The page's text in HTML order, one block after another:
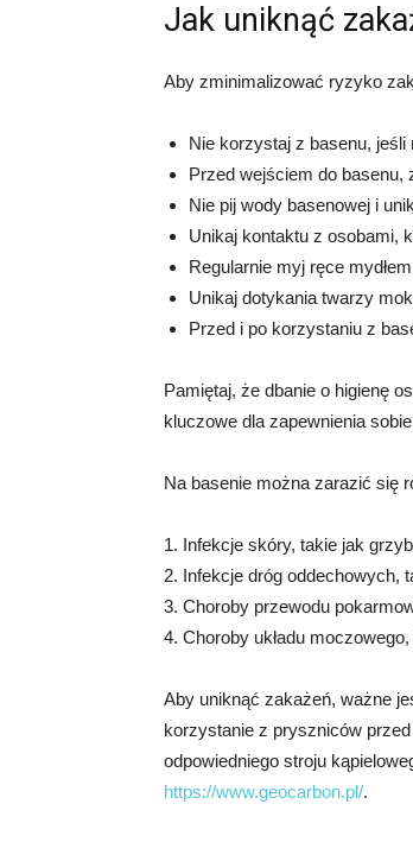
Jak uniknąć
Aby zminimalizować ryzyko
Nie korzystaj z basenu,
Przed wejściem do basenu,
Nie pij wody basenowej i
Unikaj kontaktu z osobami,
Regularnie myj ręce
Unikaj dotykania twarzy
Przed i po korzystaniu z
Pamiętaj, że dbanie o higienę
kluczowe dla zapewnienia
Na basenie można zarazić się
1. Infekcje skóry, takie jak
2. Infekcje dróg oddechowych,
3. Choroby przewodu
4. Choroby układu
Aby uniknąć zakażeń, ważne
korzystanie z pryszniców
odpowiedniego stroju
https://www.geocarbon.pl/.